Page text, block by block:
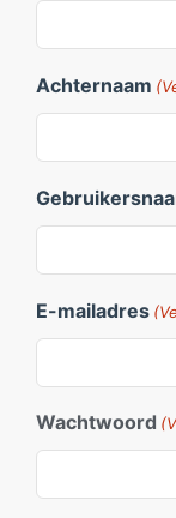
Achternaam
E-mailadres
Wachtwoord